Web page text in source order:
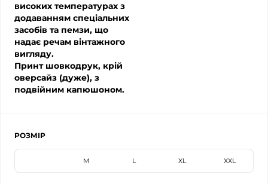
високих температурах з
додаванням спеціальних
засобів та пемзи, що
надає речам вінтажного
вигляду.
Принт шовкодрук, крій
оверсайз (дуже), з
подвійним капюшоном.
РОЗМІР
M L XL XXL